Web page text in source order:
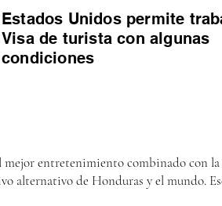
Estados Unidos permite
Visa de turista con algunas
condiciones
entretenimiento combinado con
alternativo de Honduras y el mundo.